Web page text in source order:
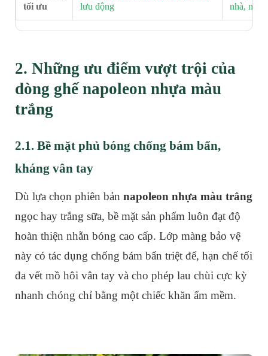
tối ưu
lưu động
nhà, nhà
2. Những ưu điểm vượt trội của
dòng ghế napoleon nhựa màu
trắng
2.1. Bề mặt phủ bóng chống bám bẩn,
kháng vân tay
Dù lựa chọn phiên bản napoleon nhựa màu trắng
ngọc hay trắng sữa, bề mặt sản phẩm luôn đạt độ
hoàn thiện nhẵn bóng cao cấp. Lớp màng bảo vệ
này có tác dụng chống bám bẩn triệt để, hạn chế tối
đa vết mồ hôi vân tay và cho phép lau chùi cực kỳ
nhanh chóng chỉ bằng một chiếc khăn ẩm mềm.